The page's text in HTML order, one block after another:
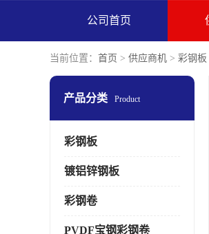
公司首页
当前位置： 首页 > 供应商机 > 彩钢板
产品分类 Product
彩钢板
镀铝锌钢板
彩钢卷
PVDF宝钢彩钢卷